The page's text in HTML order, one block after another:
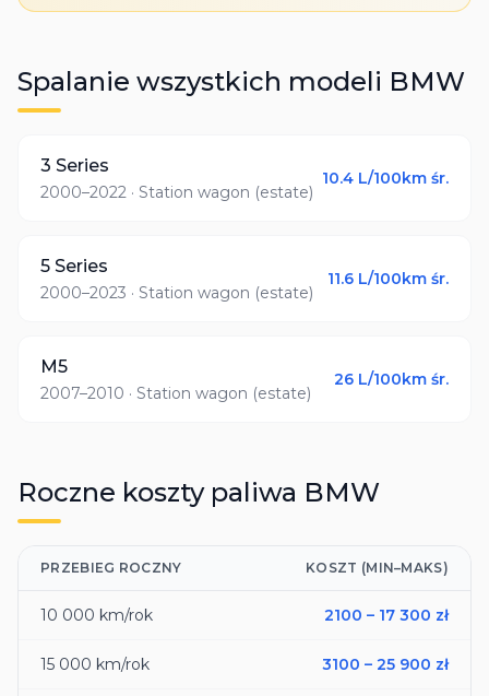
Spalanie wszystkich modeli BMW
3 Series
2000–2022 · Station wagon (estate)
10.4 L/100km śr.
5 Series
2000–2023 · Station wagon (estate)
11.6 L/100km śr.
M5
2007–2010 · Station wagon (estate)
26 L/100km śr.
Roczne koszty paliwa BMW
PRZEBIEG ROCZNY KOSZT (MIN–MAKS)
10 000 km/rok 2100 – 17 300 zł
15 000 km/rok 3100 – 25 900 zł